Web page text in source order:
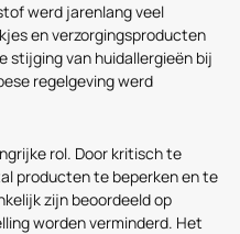
werd jarenlang veel
en verzorgingsproducten
stijging van huidallergieën bij
regelgeving werd
rol. Door kritisch te
producten te beperken en te
zijn beoordeeld op
worden verminderd. Het